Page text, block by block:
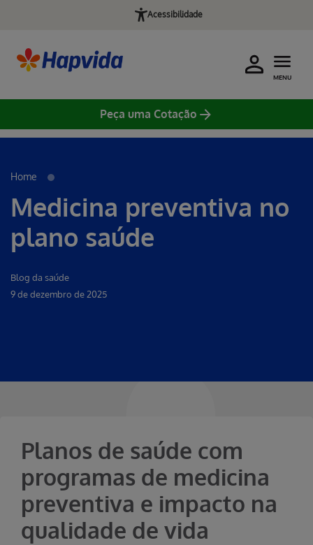
Acessibilidade
MENU
Peça uma Cotação
Erro ao incluir fragmento
Home
Medicina preventiva no
plano saúde
Blog da saúde
9 de dezembro de 2025
Planos de saúde com
programas de medicina
preventiva e impacto na
qualidade de vida